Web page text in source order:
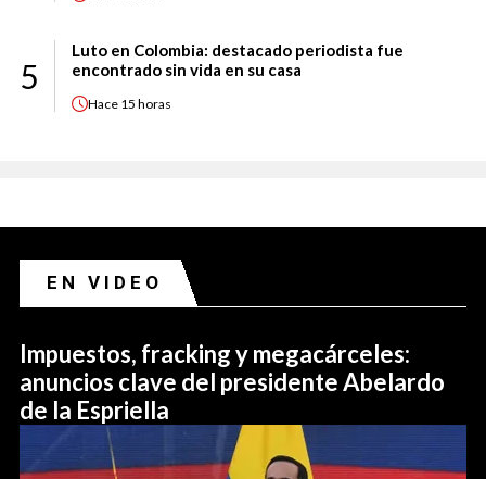
5
Luto en Colombia: destacado periodista fue
encontrado sin vida en su casa
Hace 15 horas
EN VIDEO
Impuestos, fracking y megacárceles:
anuncios clave del presidente Abelardo
de la Espriella